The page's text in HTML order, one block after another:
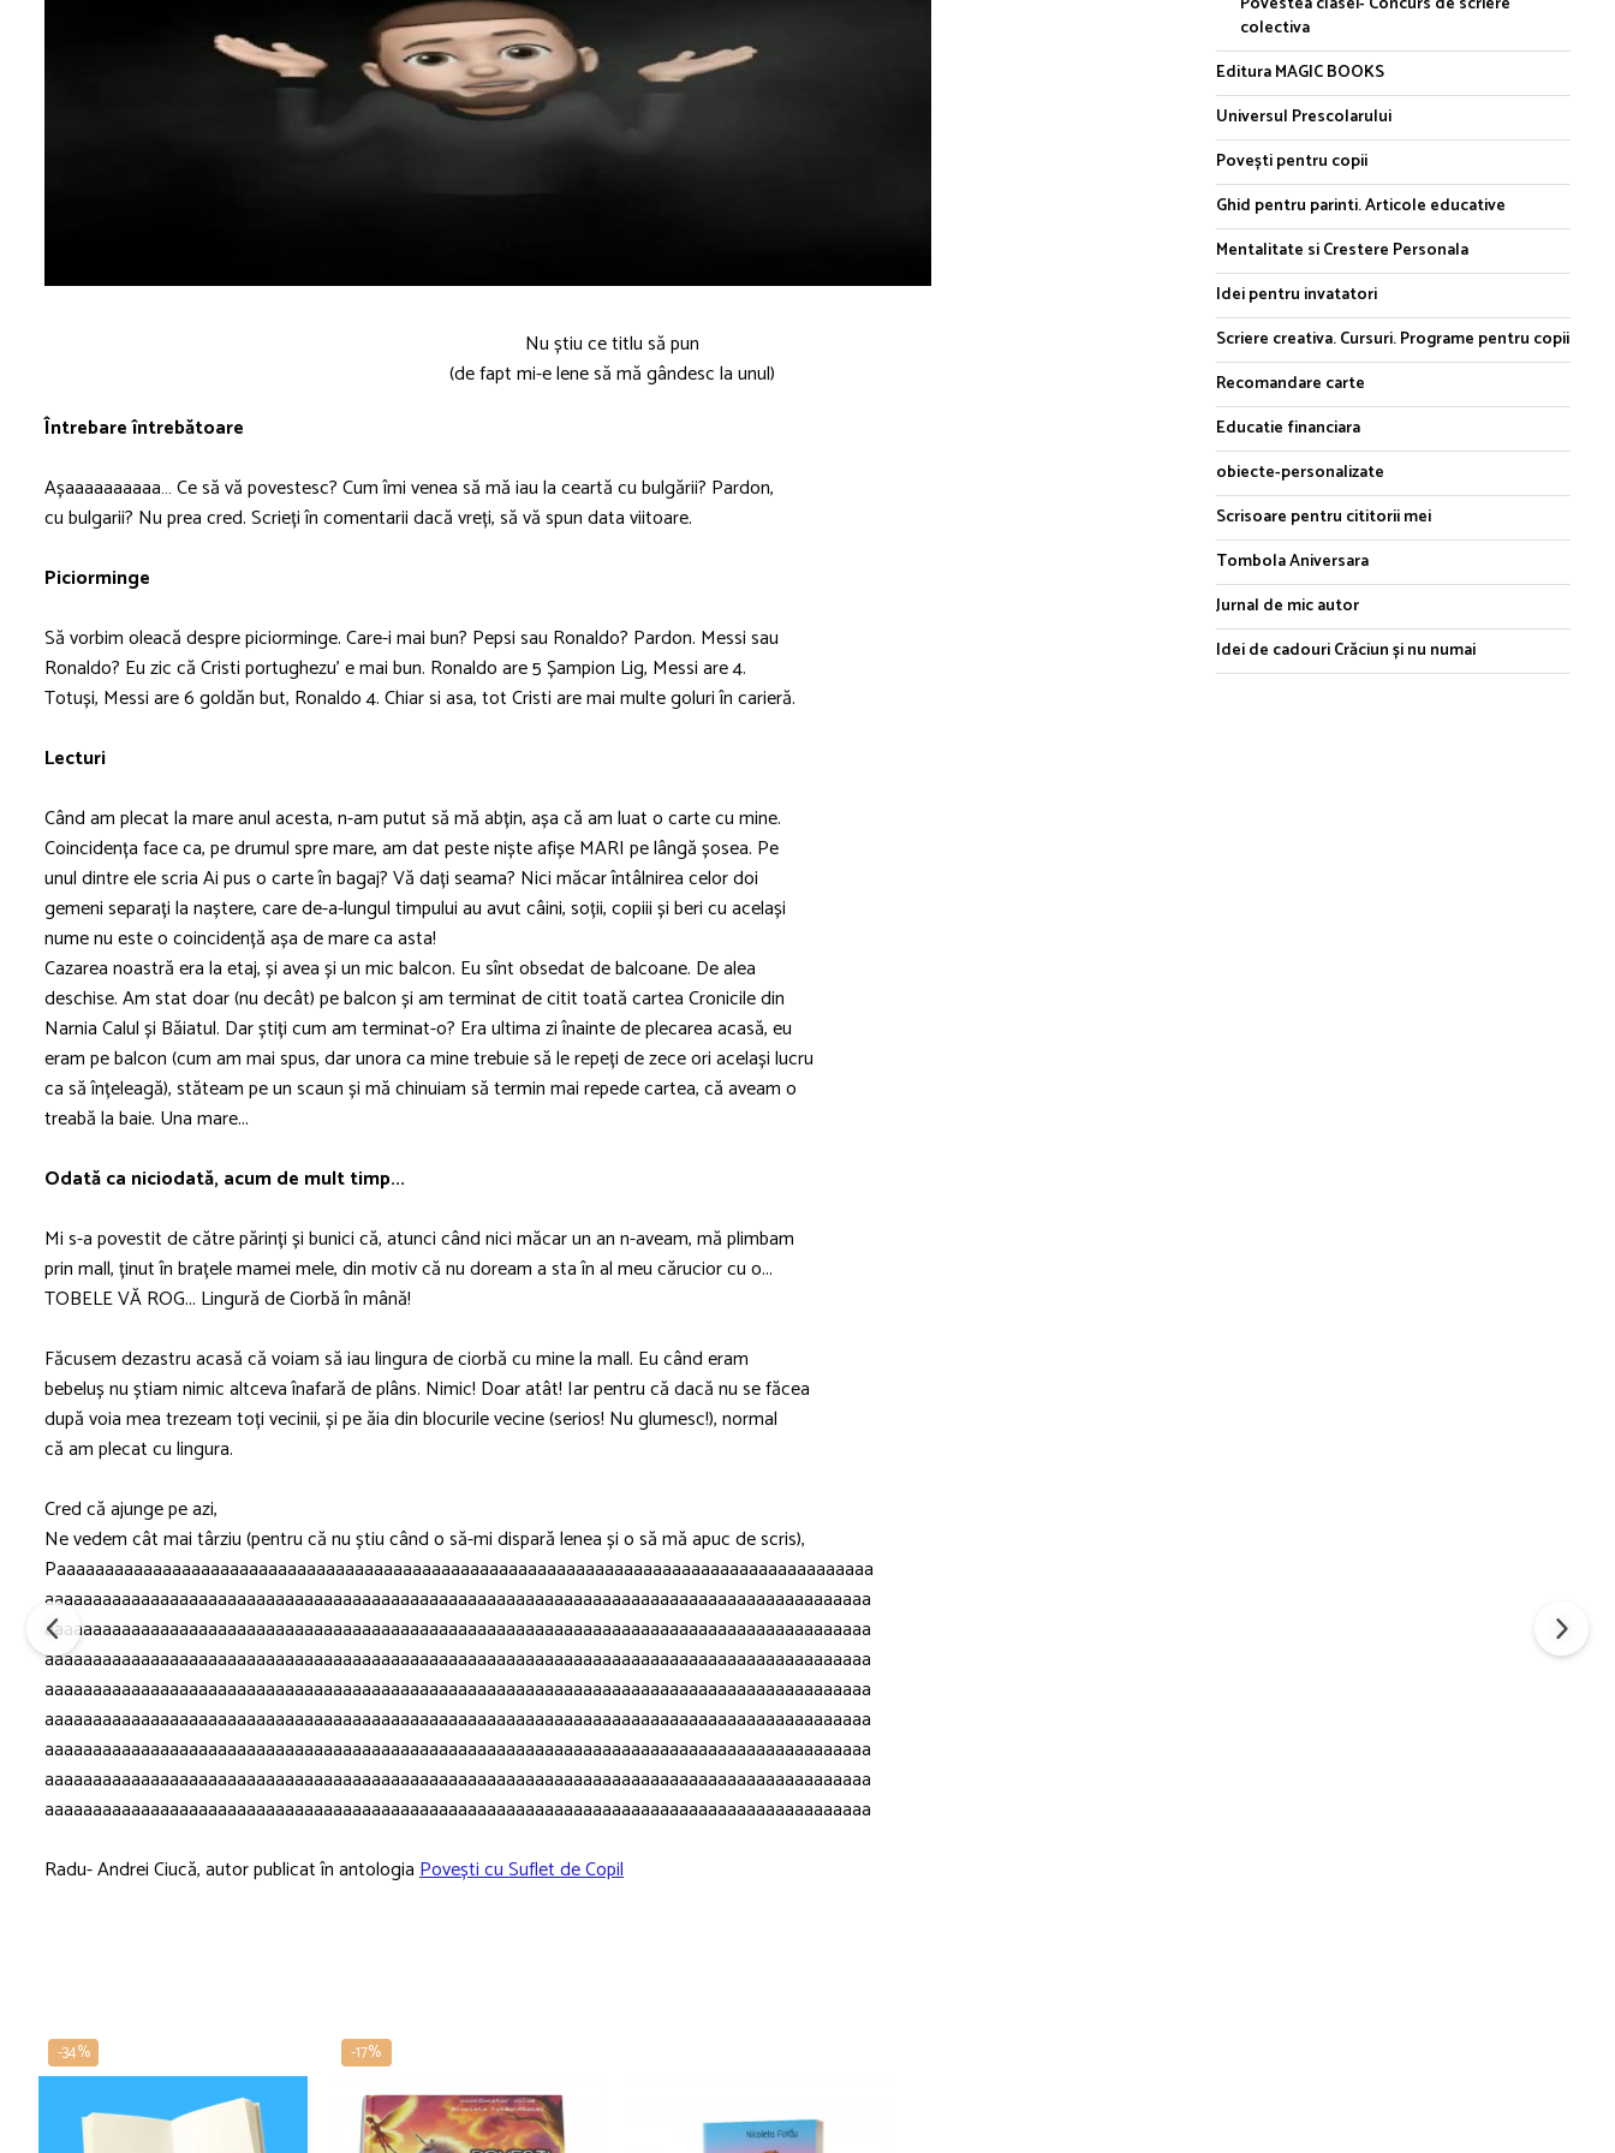
Nu știu ce titlu să pun
(de fapt mi-e lene să mă gândesc la unul)
Întrebare întrebătoare
Așaaaaaaaaaa… Ce să vă povestesc? Cum îmi venea să mă iau la ceartă cu bulgării? Pardon,
cu bulgarii? Nu prea cred. Scrieți în comentarii dacă vreți, să vă spun data viitoare.
Piciorminge
Să vorbim oleacă despre piciorminge. Care-i mai bun? Pepsi sau Ronaldo? Pardon. Messi sau
Ronaldo? Eu zic că Cristi portughezu’ e mai bun. Ronaldo are 5 Șampion Lig, Messi are 4.
Totuși, Messi are 6 goldăn but, Ronaldo 4. Chiar si asa, tot Cristi are mai multe goluri în carieră.
Lecturi
Când am plecat la mare anul acesta, n-am putut să mă abțin, așa că am luat o carte cu mine.
Coincidența face ca, pe drumul spre mare, am dat peste niște afișe MARI pe lângă șosea. Pe
unul dintre ele scria Ai pus o carte în bagaj? Vă dați seama? Nici măcar întâlnirea celor doi
gemeni separați la naștere, care de-a-lungul timpului au avut câini, soții, copiii și beri cu același
nume nu este o coincidență așa de mare ca asta!
Cazarea noastră era la etaj, și avea și un mic balcon. Eu sînt obsedat de balcoane. De alea
deschise. Am stat doar (nu decât) pe balcon și am terminat de citit toată cartea Cronicile din
Narnia Calul și Băiatul. Dar știți cum am terminat-o? Era ultima zi înainte de plecarea acasă, eu
eram pe balcon (cum am mai spus, dar unora ca mine trebuie să le repeți de zece ori același lucru
ca să înțeleagă), stăteam pe un scaun și mă chinuiam să termin mai repede cartea, că aveam o
treabă la baie. Una mare...
Odată ca niciodată, acum de mult timp...
Mi s-a povestit de către părinți și bunici că, atunci când nici măcar un an n-aveam, mă plimbam
prin mall, ținut în brațele mamei mele, din motiv că nu doream a sta în al meu cărucior cu o...
TOBELE VĂ ROG... Lingură de Ciorbă în mână!
Făcusem dezastru acasă că voiam să iau lingura de ciorbă cu mine la mall. Eu când eram
bebeluș nu știam nimic altceva înafară de plâns. Nimic! Doar atât! Iar pentru că dacă nu se făcea
după voia mea trezeam toți vecinii, și pe ăia din blocurile vecine (serios! Nu glumesc!), normal
că am plecat cu lingura.
Cred că ajunge pe azi,
Ne vedem cât mai târziu (pentru că nu știu când o să-mi dispară lenea și o să mă apuc de scris),
Paaaaaaaaaaaaaaaaaaaaaaaaaaaaaaaaaaaaaaaaaaaaaaaaaaaaaaaaaaaaaaaaaaaaaaaaaaaaaaaaaaaaa
aaaaaaaaaaaaaaaaaaaaaaaaaaaaaaaaaaaaaaaaaaaaaaaaaaaaaaaaaaaaaaaaaaaaaaaaaaaaaaaaaaaaaa
aaaaaaaaaaaaaaaaaaaaaaaaaaaaaaaaaaaaaaaaaaaaaaaaaaaaaaaaaaaaaaaaaaaaaaaaaaaaaaaaaaaaaa
aaaaaaaaaaaaaaaaaaaaaaaaaaaaaaaaaaaaaaaaaaaaaaaaaaaaaaaaaaaaaaaaaaaaaaaaaaaaaaaaaaaaaa
aaaaaaaaaaaaaaaaaaaaaaaaaaaaaaaaaaaaaaaaaaaaaaaaaaaaaaaaaaaaaaaaaaaaaaaaaaaaaaaaaaaaaa
aaaaaaaaaaaaaaaaaaaaaaaaaaaaaaaaaaaaaaaaaaaaaaaaaaaaaaaaaaaaaaaaaaaaaaaaaaaaaaaaaaaaaa
aaaaaaaaaaaaaaaaaaaaaaaaaaaaaaaaaaaaaaaaaaaaaaaaaaaaaaaaaaaaaaaaaaaaaaaaaaaaaaaaaaaaaa
aaaaaaaaaaaaaaaaaaaaaaaaaaaaaaaaaaaaaaaaaaaaaaaaaaaaaaaaaaaaaaaaaaaaaaaaaaaaaaaaaaaaaa
aaaaaaaaaaaaaaaaaaaaaaaaaaaaaaaaaaaaaaaaaaaaaaaaaaaaaaaaaaaaaaaaaaaaaaaaaaaaaaaaaaaaaa
Radu- Andrei Ciucă, autor publicat în antologiaPovești cu Suflet de Copil
colectiva
Editura MAGIC BOOKS
Universul Prescolarului
Povești pentru copii
Ghid pentru parinti. Articole educative
Mentalitate si Crestere Personala
Idei pentru invatatori
Scriere creativa. Cursuri. Programe pentru copii
Recomandare carte
Educatie financiara
obiecte-personalizate
Scrisoare pentru cititorii mei
Tombola Aniversara
Jurnal de mic autor
Idei de cadouri Crăciun și nu numai
-34% -17%